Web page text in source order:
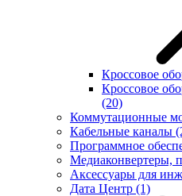
Кроссовое
Кроссовое
(20)
Коммутационные
Кабельные каналы
Программное
Медиаконвертеры,
Аксессуары для
Дата Центр (1)